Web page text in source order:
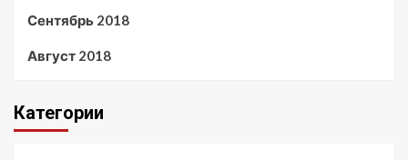
Сентябрь 2018
Август 2018
Категории